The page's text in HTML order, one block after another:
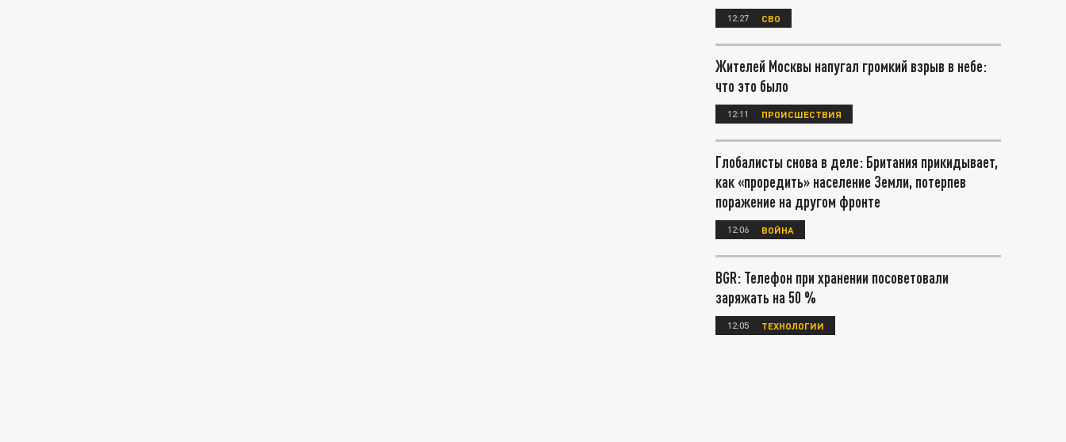
12:27 СВО
Жителей Москвы напугал громкий взрыв в небе:
что это было
12:11 ПРОИСШЕСТВИЯ
Глобалисты снова в деле: Британия прикидывает,
как «проредить» население Земли, потерпев
поражение на другом фронте
12:06 ВОЙНА
BGR: Телефон при хранении посоветовали
заряжать на 50 %
12:05 ТЕХНОЛОГИИ